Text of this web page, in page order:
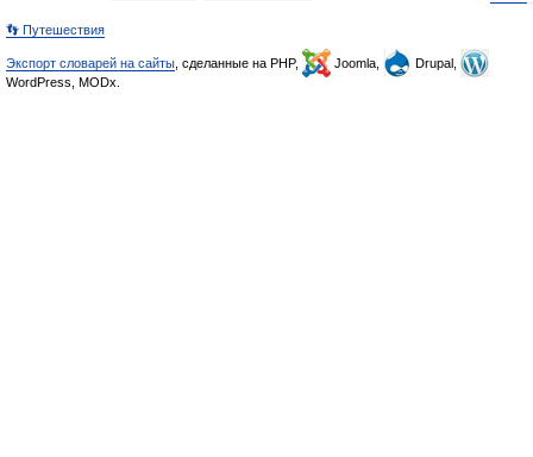
👣 Путешествия
Экспорт словарей на сайты , сделанные на PHP, Joomla,
Drupal,
WordPress, MODx.